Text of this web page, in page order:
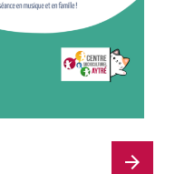
arrow_forward